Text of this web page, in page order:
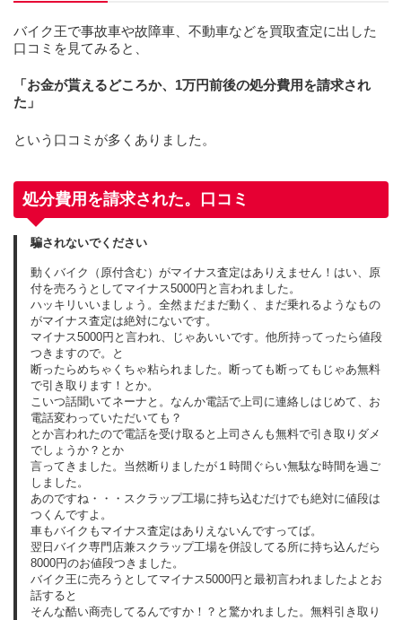
バイク王で事故車や故障車、不動車などを買取査定に出した
口コミを見てみると、
「お金が貰えるどころか、1万円前後の処分費用を請求され
た」
という口コミが多くありました。
処分費用を請求された。口コミ
騙されないでください
動くバイク（原付含む）がマイナス査定はありえません！はい、原
付を売ろうとしてマイナス5000円と言われました。
ハッキリいいましょう。全然まだまだ動く、まだ乗れるようなもの
がマイナス査定は絶対にないです。
マイナス5000円と言われ、じゃあいいです。他所持ってったら値段
つきますので。と
断ったらめちゃくちゃ粘られました。断っても断ってもじゃあ無料
で引き取ります！とか。
こいつ話聞いてネーナと。なんか電話で上司に連絡しはじめて、お
電話変わっていただいても？
とか言われたので電話を受け取ると上司さんも無料で引き取りダメ
でしょうか？とか
言ってきました。当然断りましたが１時間ぐらい無駄な時間を過ご
しました。
あのですね・・・スクラップ工場に持ち込むだけでも絶対に値段は
つくんですよ。
車もバイクもマイナス査定はありえないんですってば。
翌日バイク専門店兼スクラップ工場を併設してる所に持ち込んだら
8000円のお値段つきました。
バイク王に売ろうとしてマイナス5000円と最初言われましたよとお
話すると
そんな酷い商売してるんですか！？と驚かれました。無料引き取り